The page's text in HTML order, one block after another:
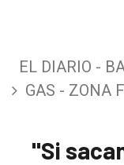
EL DIARIO -
GAS - ZONA
"Si